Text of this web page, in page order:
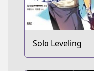
Solo Leveling